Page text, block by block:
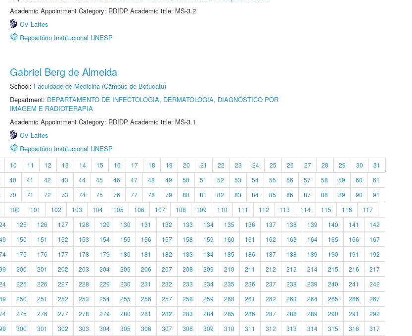
Academic Appointment Category: RDIDP Academic title: MS-3.2
CV Lattes
Repositório Institucional UNESP
Gabriel Berg de Almeida
School: Faculdade de Medicina (Câmpus de Botucatu)
Department: DEPARTAMENTO DE INFECTOLOGIA, DERMATOLOGIA, DIAGNÓSTICO POR
IMAGEM E RADIOTERAPIA
Academic Appointment Category: RDIDP Academic title: MS-3.1
CV Lattes
Repositório Institucional UNESP
10 11 12 13 14 15 16 17 18 19 20 21 22 23 24 25 26 27 28 29 30
31
40 41 42 43 44 45 46 47 48 49 50 51 52 53 54 55 56 57 58 59 60
61
70 71 72 73 74 75 76 77 78 79 80 81 82 83 84 85 86 87 88 89 90
91
100 101 102 103 104 105 106 107 108 109 110 111 112 113 114 115 116
117
125 126 127 128 129 130 131 132 133 134 135 136 137 138 139 140 141
142
150 151 152 153 154 155 156 157 158 159 160 161 162 163 164 165 166
167
175 176 177 178 179 180 181 182 183 184 185 186 187 188 189 190 191
192
200 201 202 203 204 205 206 207 208 209 210 211 212 213 214 215 216
217
225 226 227 228 229 230 231 232 233 234 235 236 237 238 239 240 241
242
250 251 252 253 254 255 256 257 258 259 260 261 262 263 264 265 266
267
275 276 277 278 279 280 281 282 283 284 285 286 287 288 289 290 291
292
300 301 302 303 304 305 306 307 308 309 310 311 312 313 314 315 316 317